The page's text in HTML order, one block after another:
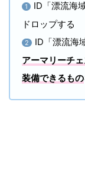
1 ID「漂流海
ドロップする
2 ID「漂流海
アーマリーチ
装備できるもの